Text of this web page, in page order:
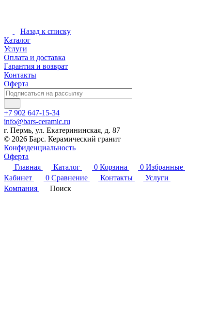
Назад к списку
Каталог
Услуги
Оплата и доставка
Гарантия и возврат
Контакты
Оферта
+7 902 647-15-34
info@bars-ceramic.ru
г. Пермь, ул. Екатерининская, д. 87
© 2026 Барс. Керамический гранит
Конфиденциальность
Оферта
Главная
Каталог 0 Корзина 0 Избранные
Кабинет
0 Сравнение Контакты
Услуги
Компания
Поиск